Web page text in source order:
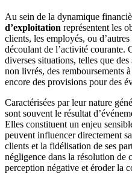
Au sein de la dynamique
d’exploitation représentent les
clients, les employés, ou
découlant de l’activité courante.
diverses situations, telles que
non livrés, des remboursements
encore des provisions pour des
Caractérisées par leur nature
sont souvent le résultat
Elles constituent un enjeu
peuvent influencer directement
clients et la fidélisation de ses
négligence dans la résolution de
perception négative et éroder la